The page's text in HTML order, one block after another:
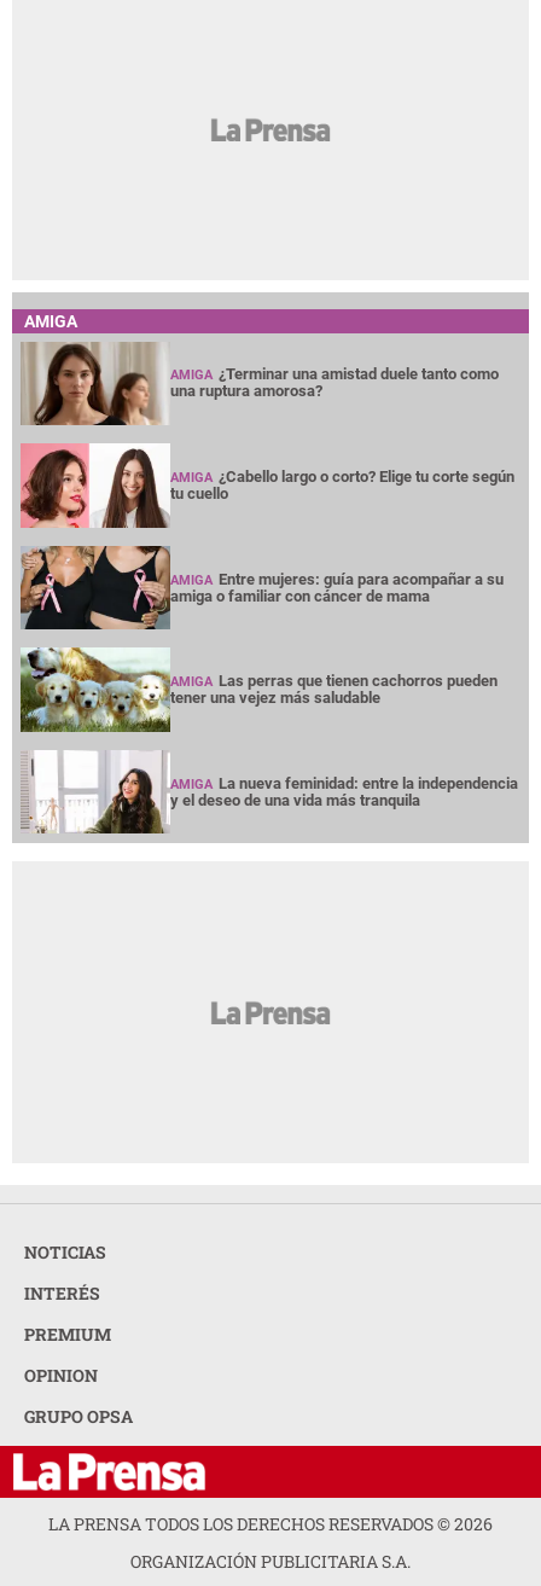
AMIGA
AMIGA ¿Terminar una amistad duele tanto como
una ruptura amorosa?
AMIGA ¿Cabello largo o corto? Elige tu corte según
tu cuello
AMIGA Entre mujeres: guía para acompañar a su
amiga o familiar con cáncer de mama
AMIGA Las perras que tienen cachorros pueden
tener una vejez más saludable
AMIGA La nueva feminidad: entre la independencia
y el deseo de una vida más tranquila
NOTICIAS
INTERÉS
PREMIUM
OPINION
GRUPO OPSA
LA PRENSA TODOS LOS DERECHOS RESERVADOS ©2026
ORGANIZACIÓN PUBLICITARIA S.A.